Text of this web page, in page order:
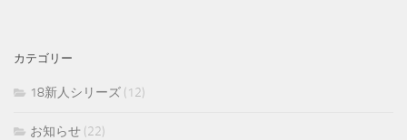
カテゴリー
18新人シリーズ (12)
お知らせ (22)